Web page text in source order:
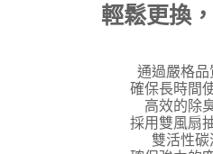
輕鬆更換
通過嚴格品
確保長時間
高效的除
採用雙風扇
雙活性碳